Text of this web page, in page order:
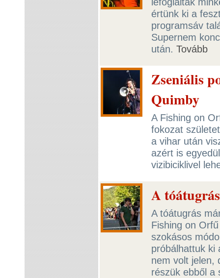
értünk ki a
programsáv
Supernem
után. Tovább
Zseniális
Quimby
A Fishing on
fokozat
a vihar után
azért is
vizibiciklivel
A
A tóátugrás
Fishing on
szokásos
próbálhattuk ki
nem volt jelen,
részük ebből